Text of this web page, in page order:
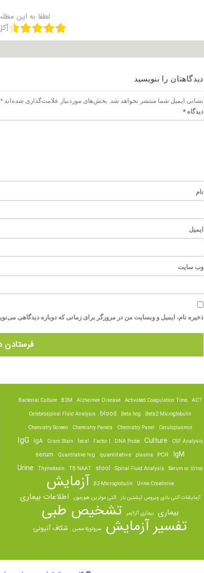
لطفا به این
دیدگاهتان را بنویسید
نشانی ایمیل شما منتشر نخواهد شد. بخش‌های موردنیاز علامت‌گذاری شده‌اند *
دیدگاه *
نام
ایمیل
وب‌ سایت
ذخیره نام، ایمیل و وبسایت من در مرورگر برای زمانی که دوباره دیدگاهی
ACT
Activated Coagulation Time
Alzheimer Disease
B2M
Bacterial Culture
Beta2 Microglobulin
Beta hcg
blood
Cerebrospinal Fluid Analysis
Ceruloplasmin
Chemistry Panel
Chemistry Panels
Chemistry Screen
CSF Analysis
Culture
DNA Probe
Factor I
fecal
Gram Stain
IgA
IgG
IgM
PCR
plasma
quantitative
Quantitative hcg
serum
Serum or Urine
Spinal Fluid Analysis
stool
TB NAAT
Thymotaxin
Urine
Urine Creatinine
β2-Microglobulin آزمایش
آزمایشات آنتی بادی ویروس اپشتین بار آنتی مولرین هورمون اطلاعات بیماری
بیماری بیماری آلزایمر تشخیص طبی
تفسیر آزمایش سرولوپلاسمین شکاف آنیونی